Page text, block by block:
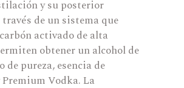
y su posterior
de un sistema que
activado de alta
obtener un alcohol de
de pureza, esencia de
Vodka. La